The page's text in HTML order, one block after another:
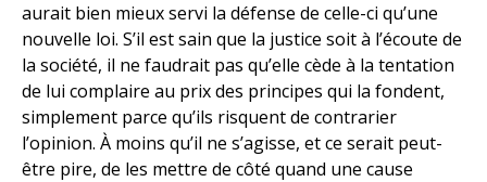
aurait bien mieux servi la défense de celle-ci qu’une
nouvelle loi. S’il est sain que la justice soit à l’écoute de
la société, il ne faudrait pas qu’elle cède à la tentation
de lui complaire au prix des principes qui la fondent,
simplement parce qu’ils risquent de contrarier
l’opinion. À moins qu’il ne s’agisse, et ce serait peut-
être pire, de les mettre de côté quand une cause